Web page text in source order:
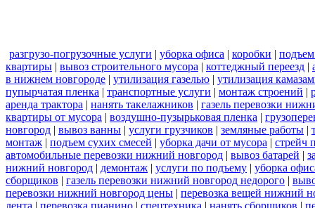
разгрузо-погрузочные услуги | уборка офиса | коробки |
квартиры | вывоз строительного мусора | коттеджный переезд |
в нижнем новгороде | утилизация газелью | утилизация
пупырчатая пленка | транспортные услуги | монтаж строений |
аренда трактора | нанять такелажников | газель перевозки
квартиры от мусора | воздушно-пузырьковая пленка |
новгород | вывоз ванны | услуги грузчиков | земляные работы |
монтаж | подъем сухих смесей | уборка дачи от мусора | стрейч
автомобильные перевозки нижний новгород | вывоз батарей |
нижний новгород | демонтаж | услуги по подъему | уборка
сборщиков | газель перевозки нижний новгород недорого |
перевозки нижний новгород цены | перевозка вещей нижний
лента | перевозка пианино | спецтехника | нанять сборщиков |